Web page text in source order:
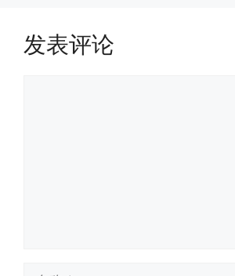
发表评论